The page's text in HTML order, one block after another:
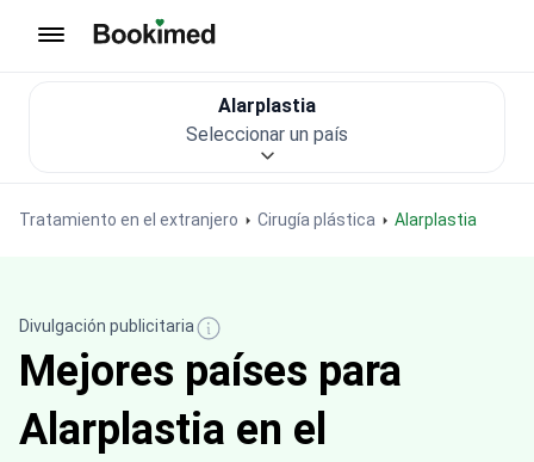
Tratamiento en el extranjero Cirugía plástica Alarplastia
Alarplastia
Seleccionar un país
Divulgación publicitaria
Mejores países para
Alarplastia en el